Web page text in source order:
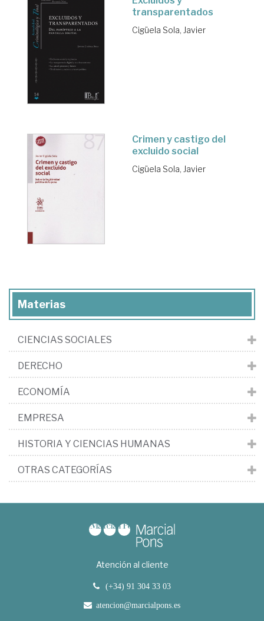
transparentados
Cigüela Sola, Javier
Crimen y castigo del
excluido social
Cigüela Sola, Javier
Materias
CIENCIAS SOCIALES
DERECHO
ECONOMÍA
EMPRESA
HISTORIA Y CIENCIAS HUMANAS
OTRAS CATEGORÍAS
Atención al cliente
(+34) 91 304 33 03
atencion@marcialpons.es